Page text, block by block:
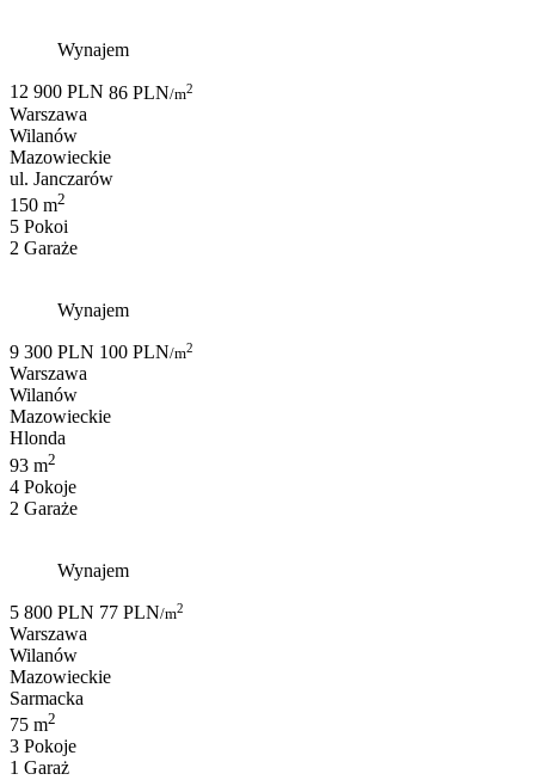
Wynajem
12 900 PLN 86 PLN/m2
Warszawa
Wilanów
Mazowieckie
ul. Janczarów
150 m2
5 Pokoi
2 Garaże
Wynajem
9 300 PLN 100 PLN/m2
Warszawa
Wilanów
Mazowieckie
Hlonda
93 m2
4 Pokoje
2 Garaże
Wynajem
5 800 PLN 77 PLN/m2
Warszawa
Wilanów
Mazowieckie
Sarmacka
75 m2
3 Pokoje
1 Garaż